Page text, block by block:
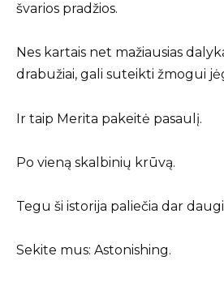
švarios pradžios.
Nes kartais net mažiausias
drabužiai, gali suteikti žmogui
Ir taip Merita pakeitė pasaulį.
Po vieną skalbinių krūvą.
Tegu ši istorija paliečia dar
Sekite mus: Astonishing.